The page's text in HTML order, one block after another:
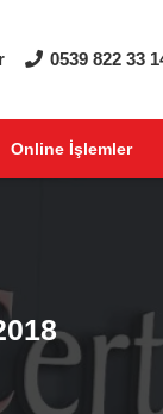
0539 822 33
Online İşlemler